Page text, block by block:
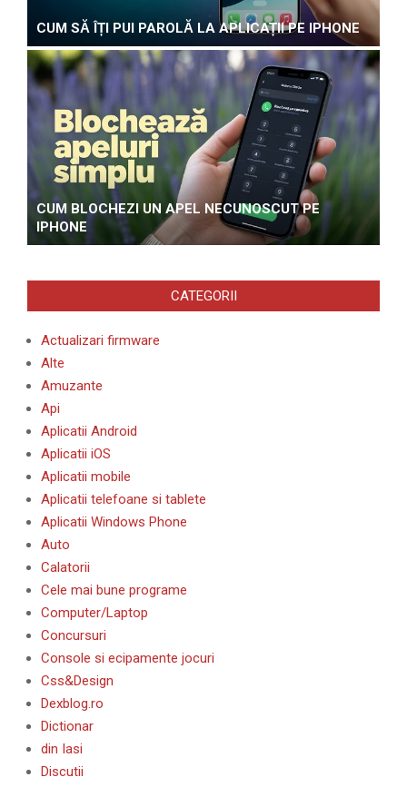
CUM SĂ ÎȚI PUI PAROLĂ LA APLICAȚII PE IPHONE
CUM BLOCHEZI UN APEL NECUNOSCUT PE
IPHONE
CATEGORII
Actualizari firmware
Alte
Amuzante
Api
Aplicatii Android
Aplicatii iOS
Aplicatii mobile
Aplicatii telefoane si tablete
Aplicatii Windows Phone
Auto
Calatorii
Cele mai bune programe
Computer/Laptop
Concursuri
Console si ecipamente jocuri
Css&Design
Dexblog.ro
Dictionar
din Iasi
Discutii